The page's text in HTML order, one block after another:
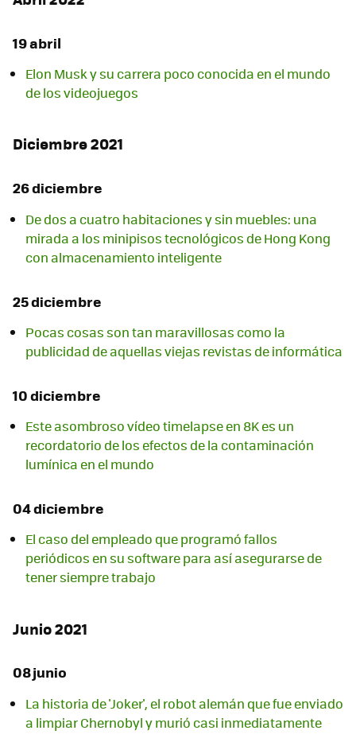
19 abril
Elon Musk y su carrera poco conocida en el mundo
de los videojuegos
Diciembre 2021
26 diciembre
De dos a cuatro habitaciones y sin muebles: una
mirada a los minipisos tecnológicos de Hong Kong
con almacenamiento inteligente
25 diciembre
Pocas cosas son tan maravillosas como la
publicidad de aquellas viejas revistas de informática
10 diciembre
Este asombroso vídeo timelapse en 8K es un
recordatorio de los efectos de la contaminación
lumínica en el mundo
04 diciembre
El caso del empleado que programó fallos
periódicos en su software para así asegurarse de
tener siempre trabajo
Junio 2021
08 junio
La historia de 'Joker', el robot alemán que fue enviado
a limpiar Chernobyl y murió casi inmediatamente